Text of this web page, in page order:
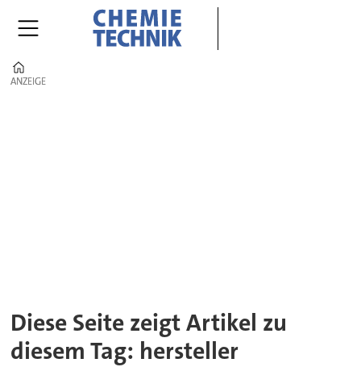
ANZEIGE
ANZEIGE
Diese Seite zeigt Artikel zu
diesem Tag: hersteller